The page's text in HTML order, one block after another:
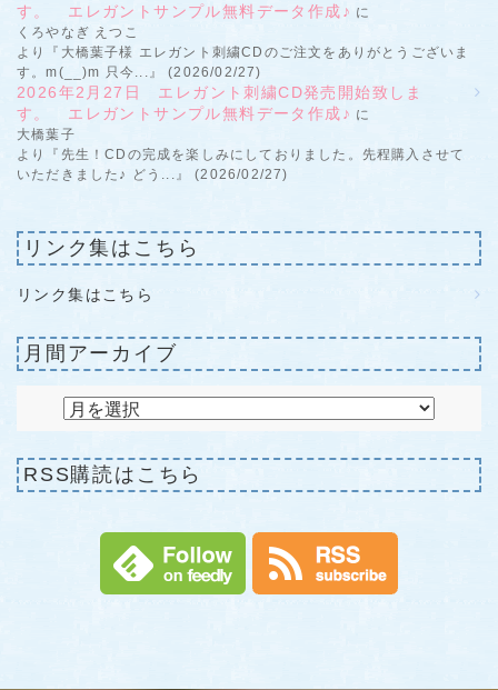
す。 エレガントサンプル無料データ作成♪ に
くろやなぎ えつこ
より『大橋葉子様 エレガント刺繍CDのご注文をありがとうございま
す。m(__)m 只今...』 (2026/02/27)
2026年2月27日 エレガント刺繍CD発売開始致しま
す。 エレガントサンプル無料データ作成♪ に
大橋葉子
より『先生！CDの完成を楽しみにしておりました。先程購入させて
いただきました♪ どう...』 (2026/02/27)
リンク集はこちら
リンク集はこちら
月間アーカイブ
RSS購読はこちら